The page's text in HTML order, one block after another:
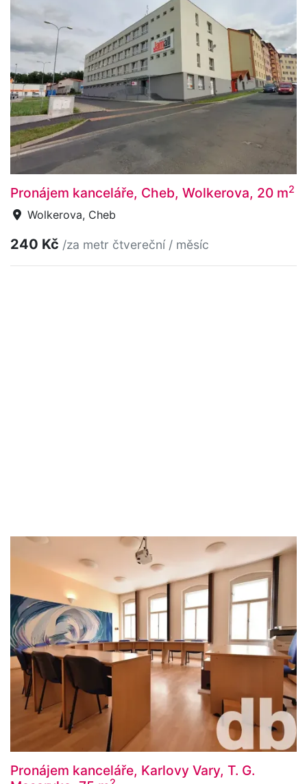
Pronájem kanceláře, Cheb, Wolkerova, 20 m2
Wolkerova, Cheb
240 Kč /za metr čtvereční / měsíc
Pronájem kanceláře, Karlovy Vary, T. G.